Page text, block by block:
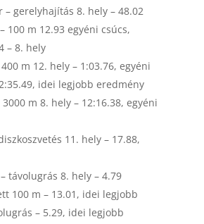
– gerelyhajítás 8. hely – 48.02
100 m 12.93 egyéni csúcs,
– 8. hely
m 12. hely – 1:03.76, egyéni
idei legjobb eredmény
m 8. hely – 12:16.38, egyéni
11. hely – 17.88,
távolugrás 8. hely – 4.79
100 m – 13.01, idei legjobb
– 5.29, idei legjobb